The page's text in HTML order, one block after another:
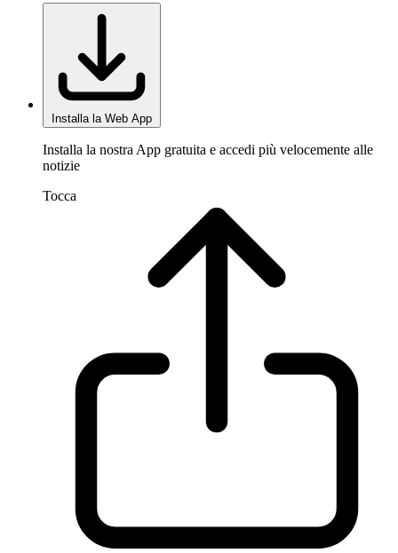
Installa la Web App
Installa la nostra App gratuita e accedi più velocemente alle
notizie
Tocca